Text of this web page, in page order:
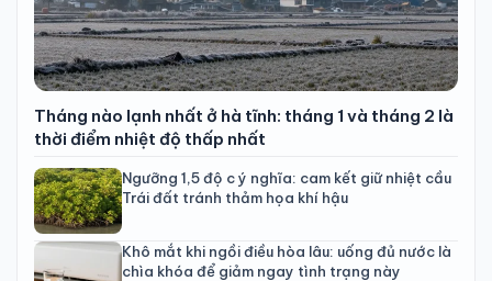
Tháng nào lạnh nhất ở hà tĩnh: tháng 1 và tháng 2 là
thời điểm nhiệt độ thấp nhất
Ngưỡng 1,5 độ c ý nghĩa: cam kết giữ nhiệt cầu
Trái đất tránh thảm họa khí hậu
Khô mắt khi ngồi điều hòa lâu: uống đủ nước là
chìa khóa để giảm ngay tình trạng này